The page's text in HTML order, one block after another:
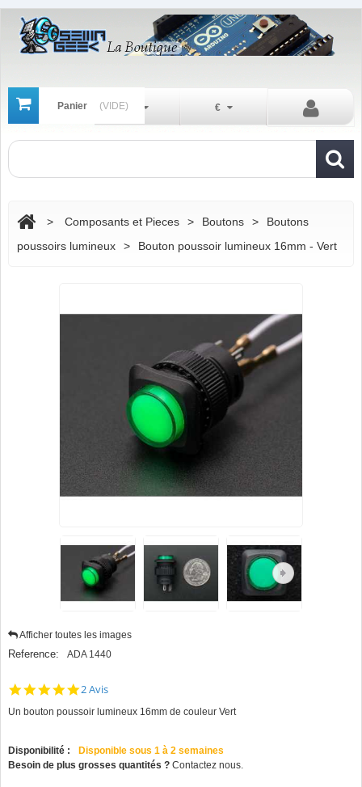
Panier (VIDE) €
Fr
> Composants et Pieces > Boutons >
Boutons
poussoirs lumineux
> Bouton poussoir lumineux 16mm - Vert
Afficher toutes les images
Reference: ADA 1440
5.0
rating
2 Avis
Un bouton poussoir lumineux 16mm de couleur Vert
Disponibilité :
Disponible sous 1 à 2 semaines
Besoin de plus grosses quantités ?Contactez nous.